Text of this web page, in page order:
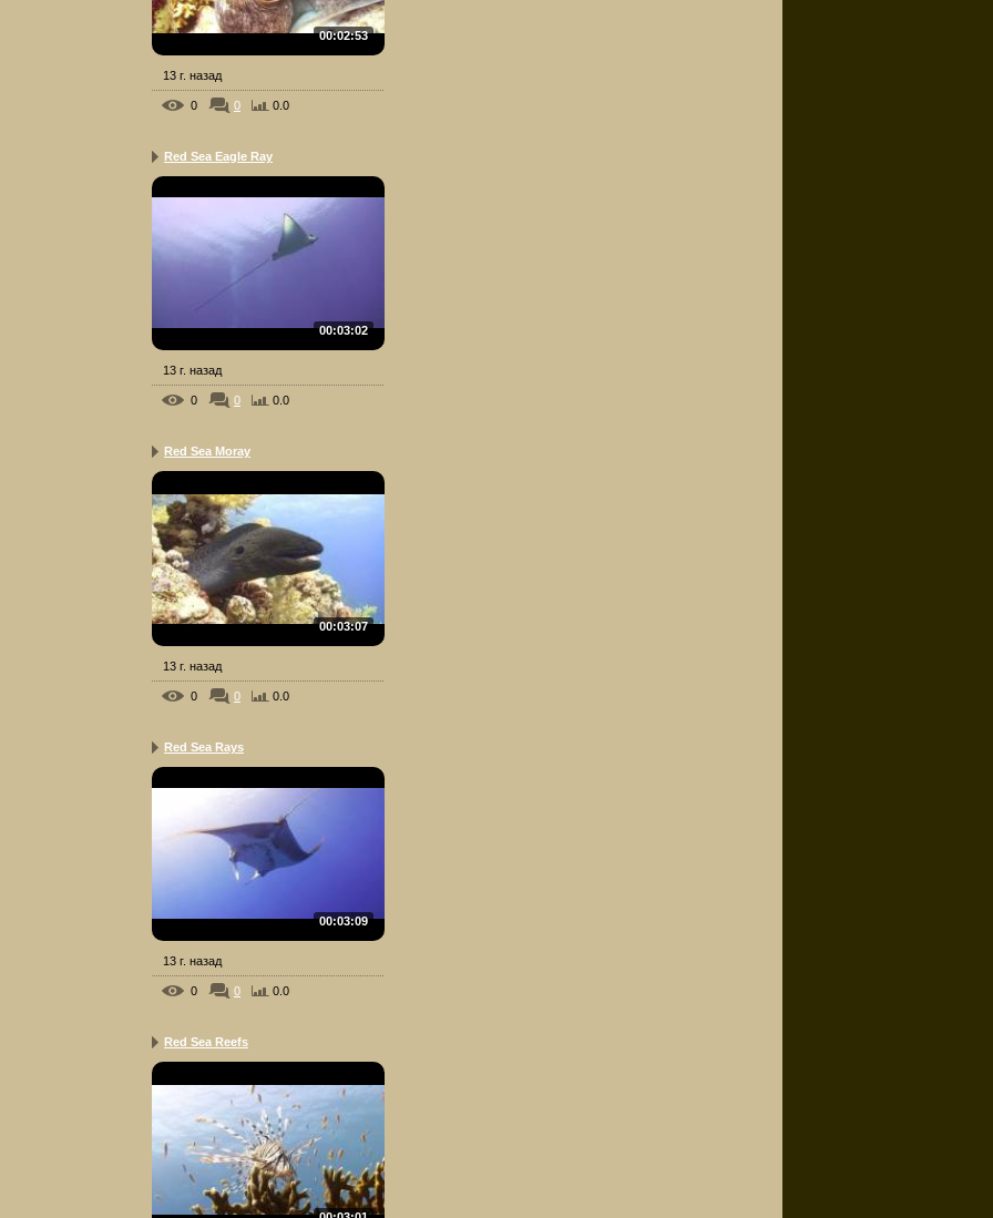
00:02:53
13 г. назад
0 0 0.0
Red Sea Eagle Ray
00:03:02
13 г. назад
0 0 0.0
Red Sea Moray
00:03:07
13 г. назад
0 0 0.0
Red Sea Rays
00:03:09
13 г. назад
0 0 0.0
Red Sea Reefs